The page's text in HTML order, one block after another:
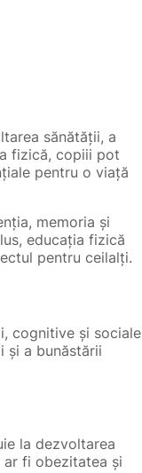
sănătății, a
fizică, copiii pot
pentru o viață
memoria și
educația fizică
pentru ceilalți.
cognitive și sociale
și a bunăstării
la dezvoltarea
fi obezitatea și